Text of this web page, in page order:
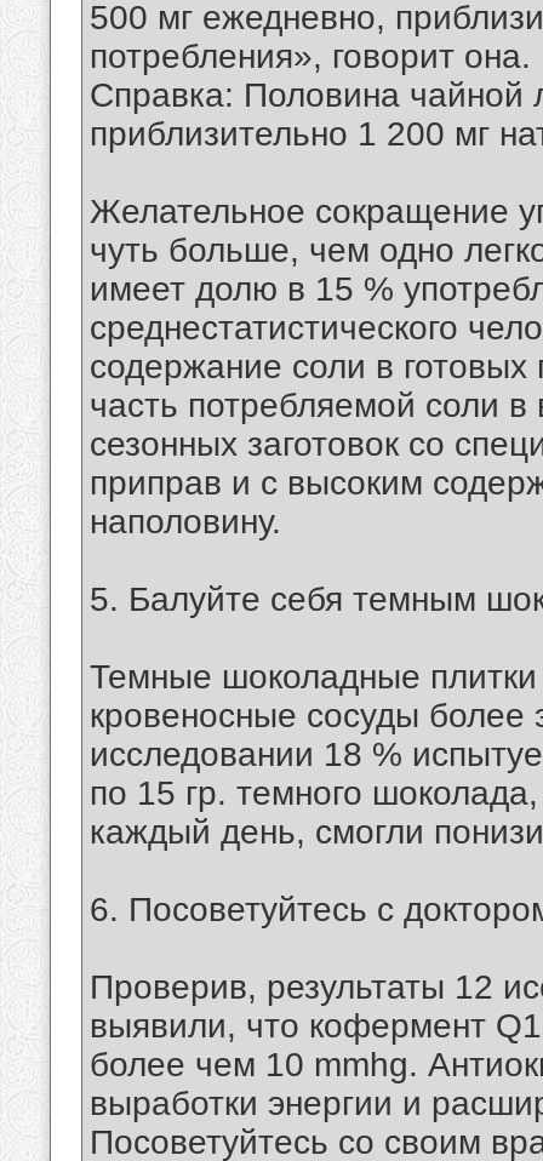
500 мг ежедневно,
потребления», говорит она.
Справка: Половина чайной
приблизительно 1 200 мг
Желательное сокращение
чуть больше, чем одно
имеет долю в 15 %
среднестатистического
содержание соли в
часть потребляемой соли
сезонных заготовок со
приправ и с высоким
наполовину.
5. Балуйте себя темным
Темные шоколадные
кровеносные сосуды
исследовании 18 %
по 15 гр. темного
каждый день, смогли
6. Посоветуйтесь с
Проверив, результаты 12
выявили, что кофермент
более чем 10 mmhg.
выработки энергии и
Посоветуйтесь со своим